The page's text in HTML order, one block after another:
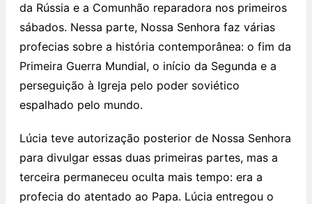
da Rússia e a Comunhão reparadora nos primeiros
sábados. Nessa parte, Nossa Senhora faz várias
profecias sobre a história contemporânea: o fim da
Primeira Guerra Mundial, o início da Segunda e a
perseguição à Igreja pelo poder soviético
espalhado pelo mundo.
Lúcia teve autorização posterior de Nossa Senhora
para divulgar essas duas primeiras partes, mas a
terceira permaneceu oculta mais tempo: era a
profecia do atentado ao Papa. Lúcia entregou o